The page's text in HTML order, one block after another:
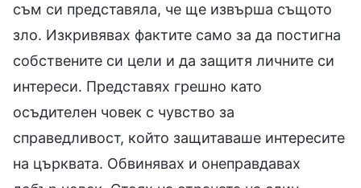
съм си представяла, че ще извърша същото
зло. Изкривявах фактите само за да постигна
собствените си цели и да защитя личните си
интереси. Представях грешно като
осъдителен човек с чувство за
справедливост, който защитаваше интересите
на църквата. Обвинявах и онеправдавах